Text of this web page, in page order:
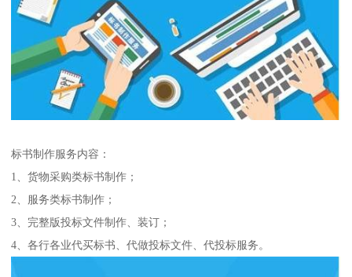
标书制作服务内容：
1、货物采购类标书制作；
2、服务类标书制作；
3、完整版投标文件制作、装订；
4、各行各业代买标书、代做投标文件、代投标服务。